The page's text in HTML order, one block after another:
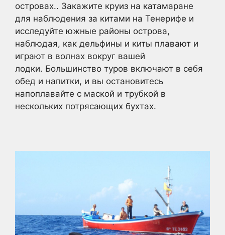
островах.. Закажите круиз на катамаране
для наблюдения за китами на Тенерифе и
исследуйте южные районы острова,
наблюдая, как дельфины и киты плавают и
играют в волнах вокруг вашей
лодки. Большинство туров включают в себя
обед и напитки, и вы остановитесь
напоплавайте с маской и трубкой в
нескольких потрясающих бухтах.